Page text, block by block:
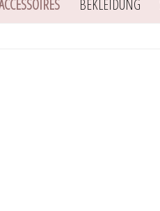
BEKLEIDUNG